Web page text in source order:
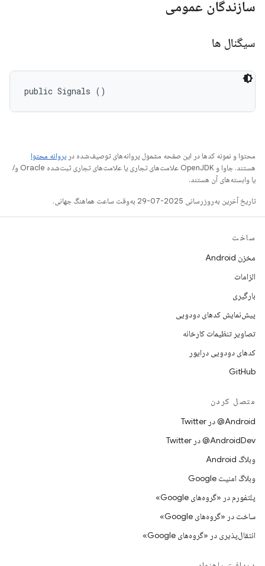
سازندگان عمومی
سیگنال ها
public Signals ()
محتوا و نمونه کدها در این صفحه مشمول پروانه‌های توصیف‌شده در پروانه محتوا
هستند. جاوا و OpenJDK علامت‌های تجاری یا علامت‌های تجاری ثبت‌شده Oracle و/
یا وابسته‌های آن هستند.
تاریخ آخرین به‌روزرسانی 2025-07-29 به‌وقت ساعت هماهنگ جهانی.
ساخت
مخزن Android
الزامات
بارگیری
پیش‌نمایش کدهای دودویی
تصاویر تنظیمات کارخانه
کدهای دودویی درایور
GitHub
متصل کردن
Android@ در Twitter
AndroidDev@ در Twitter
وبلاگ Android
وبلاگ امنیت Google
پلتفورم در «گروه‌های Google»
ساخت در «گروه‌های Google»
انتقال‌پذیری در «گروه‌های Google»